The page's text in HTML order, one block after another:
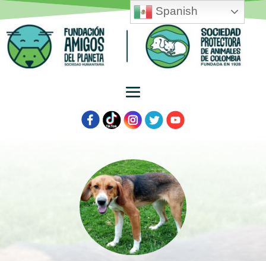
Spanish